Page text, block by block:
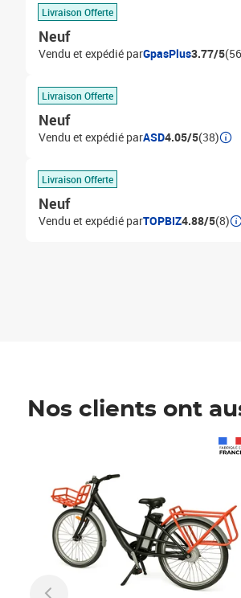
Livraison Offerte
Neuf
Vendu et expédié parGpasPlus3.77/5
Livraison Offerte
Neuf
Vendu et expédié parASD4.05/5(38)
Livraison Offerte
Neuf
Vendu et expédié parTOPBIZ4.88/5(8)
Nos clients ont